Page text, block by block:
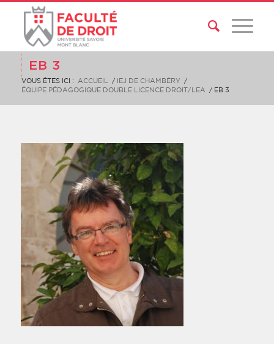
EB 3
VOUS ÊTES ICI : ACCUEIL / IEJ DE CHAMBÉRY
/
ÉQUIPE PÉDAGOGIQUE DOUBLE LICENCE DROIT/LEA
/ EB 3